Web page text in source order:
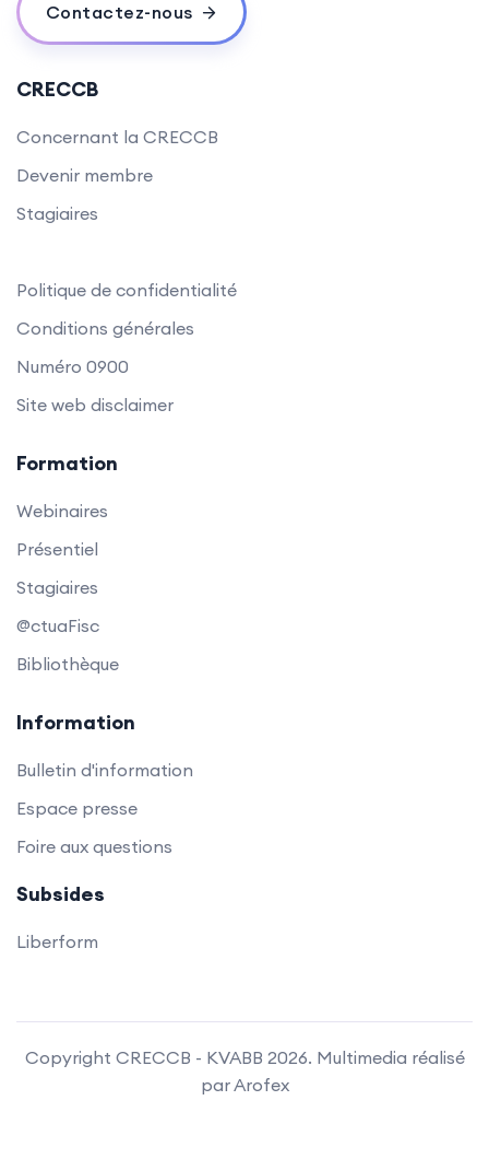
Contactez-nous
CRECCB
Concernant la CRECCB
Devenir membre
Stagiaires
Politique de confidentialité
Conditions générales
Numéro 0900
Site web disclaimer
Formation
Webinaires
Présentiel
Stagiaires
@ctuaFisc
Bibliothèque
Information
Bulletin d'information
Espace presse
Foire aux questions
Subsides
Liberform
Copyright CRECCB - KVABB 2026. Multimedia réalisé
par Arofex